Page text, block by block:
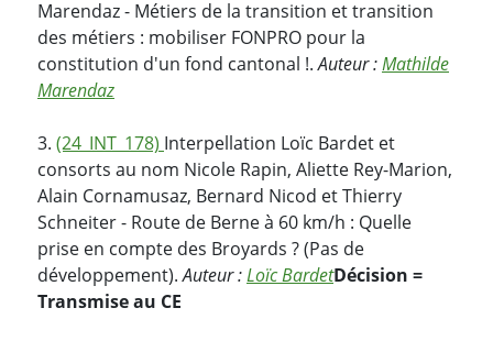
Marendaz - Métiers de la transition et transition
des métiers : mobiliser FONPRO pour la
constitution d'un fond cantonal !.Auteur :Mathilde
Marendaz
3. (24_INT_178) Interpellation Loïc Bardet et
consorts au nom Nicole Rapin, Aliette Rey-Marion,
Alain Cornamusaz, Bernard Nicod et Thierry
Schneiter - Route de Berne à 60 km/h : Quelle
prise en compte des Broyards ? (Pas de
développement).Auteur :Loïc BardetDécision =
Transmise au CE